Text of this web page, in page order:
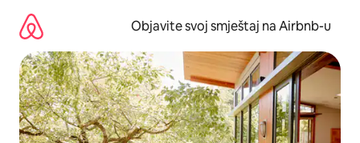
sadržaj
Objavite svoj smještaj na Airbnb-u